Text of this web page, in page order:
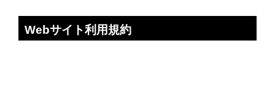
Webサイト利用規約